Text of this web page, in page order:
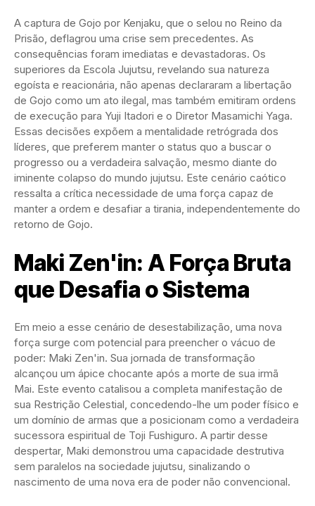
A captura de Gojo por Kenjaku, que o selou no Reino da
Prisão, deflagrou uma crise sem precedentes. As
consequências foram imediatas e devastadoras. Os
superiores da Escola Jujutsu, revelando sua natureza
egoísta e reacionária, não apenas declararam a libertação
de Gojo como um ato ilegal, mas também emitiram ordens
de execução para Yuji Itadori e o Diretor Masamichi Yaga.
Essas decisões expõem a mentalidade retrógrada dos
líderes, que preferem manter o status quo a buscar o
progresso ou a verdadeira salvação, mesmo diante do
iminente colapso do mundo jujutsu. Este cenário caótico
ressalta a crítica necessidade de uma força capaz de
manter a ordem e desafiar a tirania, independentemente do
retorno de Gojo.
Maki Zen'in: A Força Bruta
que Desafia o Sistema
Em meio a esse cenário de desestabilização, uma nova
força surge com potencial para preencher o vácuo de
poder: Maki Zen'in. Sua jornada de transformação
alcançou um ápice chocante após a morte de sua irmã
Mai. Este evento catalisou a completa manifestação de
sua Restrição Celestial, concedendo-lhe um poder físico e
um domínio de armas que a posicionam como a verdadeira
sucessora espiritual de Toji Fushiguro. A partir desse
despertar, Maki demonstrou uma capacidade destrutiva
sem paralelos na sociedade jujutsu, sinalizando o
nascimento de uma nova era de poder não convencional.